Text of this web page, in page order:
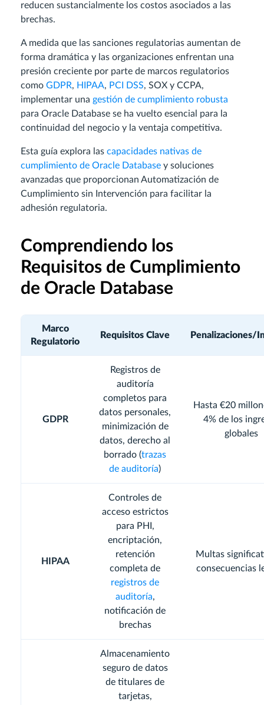
reducen sustancialmente los costos asociados a las
brechas.
A medida que las sanciones regulatorias aumentan de
forma dramática y las organizaciones enfrentan una
presión creciente por parte de marcos regulatorios
como GDPR, HIPAA, PCI DSS, SOX y CCPA,
implementar una gestión de cumplimiento robusta
para Oracle Database se ha vuelto esencial para la
continuidad del negocio y la ventaja competitiva.
Esta guía explora las capacidades nativas de
cumplimiento de Oracle Database y soluciones
avanzadas que proporcionan Automatización de
Cumplimiento sin Intervención para facilitar la
adhesión regulatoria.
Comprendiendo los
Requisitos de Cumplimiento
de Oracle Database
Marco
Regulatorio
Requisitos Clave Penalizaciones/
GDPR
Registros de
auditoría
completos para
datos personales,
minimización de
datos, derecho al
borrado (trazas
de auditoría)
Hasta €20
4% de los
globales
HIPAA
Controles de
acceso estrictos
para PHI,
encriptación,
retención
completa de
registros de
auditoría,
notificación de
brechas
Multas
consecuencias
Almacenamiento
seguro de datos
de titulares de
tarjetas,